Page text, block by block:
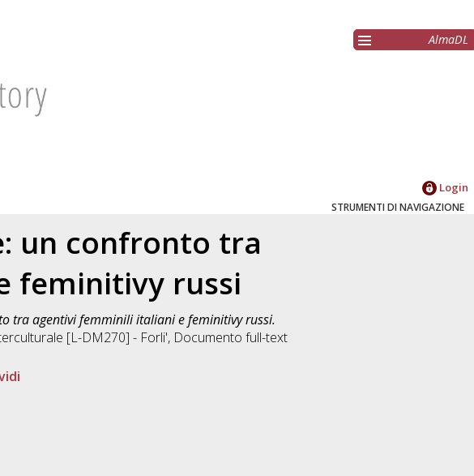
AlmaDL
Login
STRUMENTI DI NAVIGAZIONE
un confronto tra
feminitivy russi
tra agentivi femminili italiani e feminitivy russi.
[L-DM270] - Forli', Documento full-text